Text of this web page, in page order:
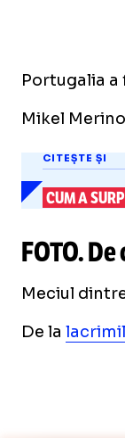
Portugalia
Mikel
CITEȘTE ȘI
CUM A
FOTO.
Meciul
De la